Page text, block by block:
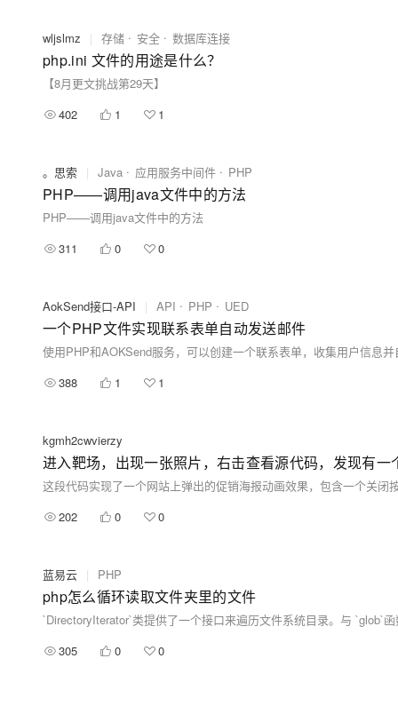
wljslmz | 存储 安全 数据库连接
php.ini 文件的用途是什么？
【8月更文挑战第29天】
402
1 1
。思索 | Java 应用服务中间件 PHP
PHP——调用java文件中的方法
PHP——调用java文件中的方法
311
0 0
AokSend接口-API | API PHP UED
​一个PHP文件实现联系表单自动发送邮件
388 1 1
kgmh2cwvierzy
进入靶场，出现一张照片，右击查看源代码，发现有
202 0 0
蓝易云 | PHP
php怎么循环读取文件夹里的文件
305 0 0